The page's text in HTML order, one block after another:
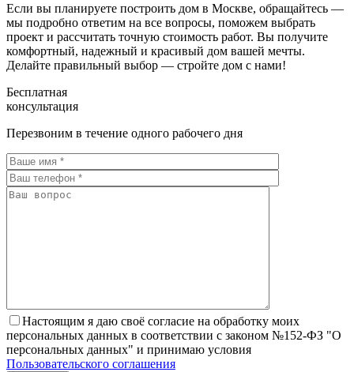
Если вы планируете построить дом в Москве, обращайтесь —
мы подробно ответим на все вопросы, поможем выбрать
проект и рассчитать точную стоимость работ. Вы получите
комфортный, надежный и красивый дом вашей мечты.
Делайте правильный выбор — стройте дом с нами!
Бесплатная
консультация
Перезвоним в течение одного рабочего дня
Настоящим я даю своё согласие на обработку моих
персональных данных в соответствии с законом №152-ФЗ "О
персональных данных" и принимаю условия
Пользовательского соглашения